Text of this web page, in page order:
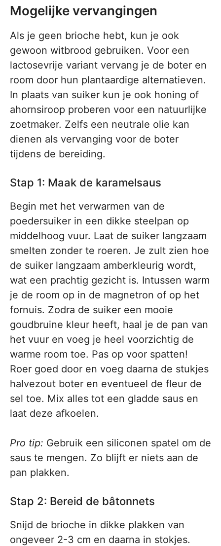
Mogelijke vervangingen
Als je geen brioche hebt, kun je ook
gewoon witbrood gebruiken. Voor een
lactosevrije variant vervang je de boter en
room door hun plantaardige alternatieven.
In plaats van suiker kun je ook honing of
ahornsiroop proberen voor een natuurlijke
zoetmaker. Zelfs een neutrale olie kan
dienen als vervanging voor de boter
tijdens de bereiding.
Stap 1: Maak de karamelsaus
Begin met het verwarmen van de
poedersuiker in een dikke steelpan op
middelhoog vuur. Laat de suiker langzaam
smelten zonder te roeren. Je zult zien hoe
de suiker langzaam amberkleurig wordt,
wat een prachtig gezicht is. Intussen warm
je de room op in de magnetron of op het
fornuis. Zodra de suiker een mooie
goudbruine kleur heeft, haal je de pan van
het vuur en voeg je heel voorzichtig de
warme room toe. Pas op voor spatten!
Roer goed door en voeg daarna de stukjes
halvezout boter en eventueel de fleur de
sel toe. Mix alles tot een gladde saus en
laat deze afkoelen.
Pro tip: Gebruik een siliconen spatel om de
saus te mengen. Zo blijft er niets aan de
pan plakken.
Stap 2: Bereid de bâtonnets
Snijd de brioche in dikke plakken van
ongeveer 2-3 cm en daarna in stokjes.